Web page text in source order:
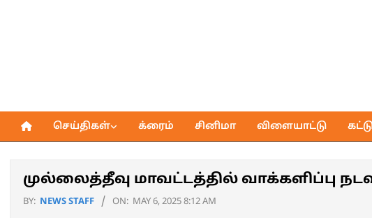
Primary
செய்திகள் க்ரைம் சினிமா விளையாட்டு
முல்லைத்தீவு மாவட்டத்தில் வாக்களிப்பு
BY: NEWS STAFF ON: MAY 6, 2025 8:12 AM